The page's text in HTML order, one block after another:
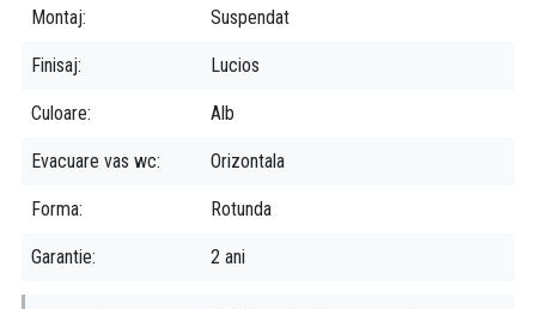
Montaj Suspendat
Finisaj Lucios
Culoare Alb
Evacuare vas wc Orizontala
Forma Rotunda
Garantie 2 ani